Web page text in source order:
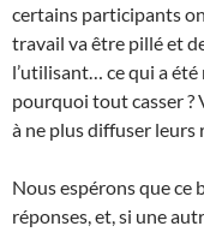
certains participants
travail va être pillé et
l’utilisant… ce qui a
pourquoi tout casser ?
à ne plus diffuser
Nous espérons que
réponses, et, si une